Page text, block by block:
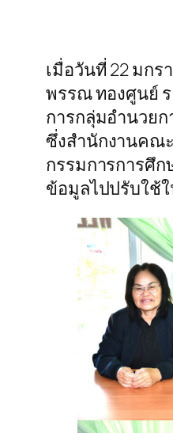
เมื่อวันที่ 22 มกร
พรรณ ทองศูนย์
การกลุ่มอำนวยก
ซึ่งสำนักงานคณ
กรรมการการศึ
ข้อมูลไปปรับใช้